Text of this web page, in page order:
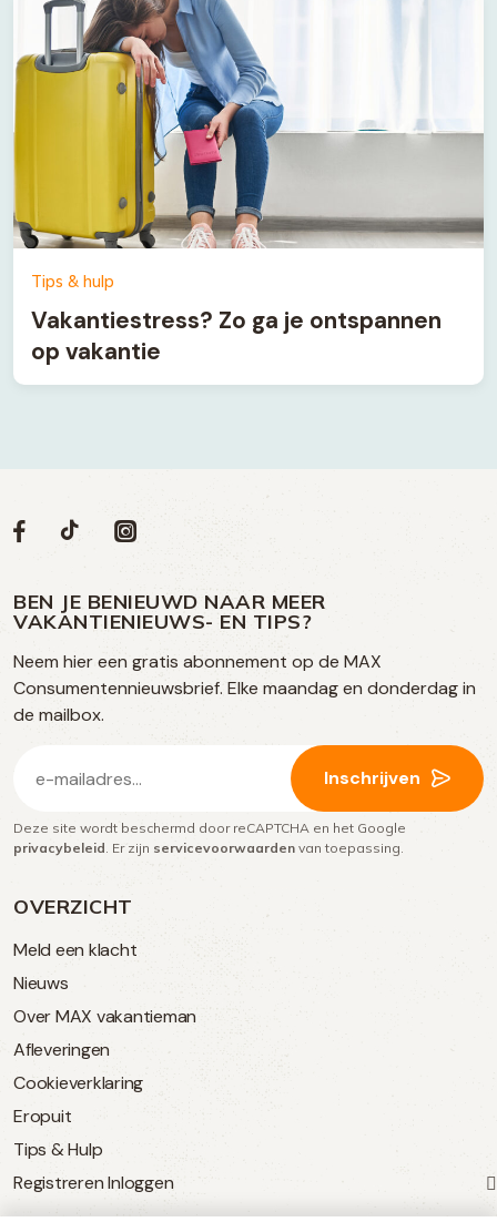
Tips & hulp
Vakantiestress? Zo ga je ontspannen
op vakantie
OVERZICHT
Meld een klacht
Nieuws
Over MAX vakantieman
Afleveringen
Cookieverklaring
Eropuit
Tips & Hulp
Registreren Inloggen
Volg
op
social
media
Social
Volg
op
Facebook
Volg
op
TikTok
Volg
op
Instagram
BEN JE BENIEUWD NAAR MEER
VAKANTIENIEUWS- EN TIPS?
Neem hier een gratis abonnement op de MAX
Consumentennieuwsbrief. Elke maandag en donderdag in
de mailbox.
mailadres
(Vereist)
Inschrijven
Deze site wordt beschermd door reCAPTCHA en het Google
privacybeleid . Er zijn servicevoorwaarden van toepassing.